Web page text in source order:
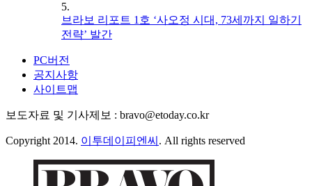
5.
브라보 리포트 1호 ‘사오정 시대, 73세까지 일하기
전략’ 발간
PC버전
공지사항
사이트맵
보도자료 및 기사제보 : bravo@etoday.co.kr
Copyright 2014. 이투데이피엔씨 . All rights reserved